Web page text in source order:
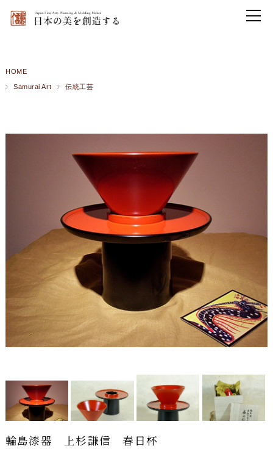
HOME
Samurai Art 伝統工芸
輪島漆器 上杉謙信 春日杯